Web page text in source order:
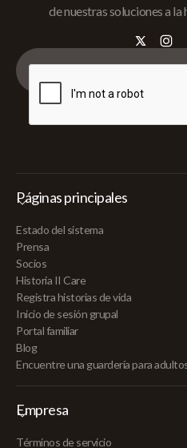
de nuestras soluciones a
Páginas principales
Estado del sistema
Prensa
Socios
Historia II Care
Registra historias de vida
Inicio de sesión grupal
Portal familiar
Blog
Encuentre una guardería para
Empresa
Términos de servicio